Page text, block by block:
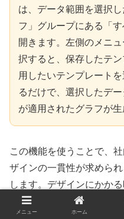
は、データ範囲を選択
フ」グループにある「
開きます。左側のメニ
択すると、保存したテ
用したいテンプレート
るだけで、選択したデ
が適用されたグラフが生
この機能を使うことで、
ザインの一貫性が求めら
します。デザインにかか
なく、手作業による設定
メニュー ホーム